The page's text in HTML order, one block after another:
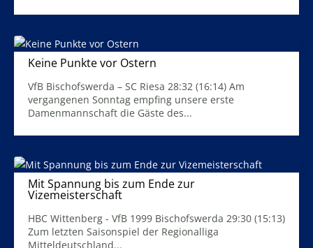
Keine Punkte vor Ostern
VfB Bischofswerda – SC Riesa 28:32 (16:14) Am
vergangenen Sonntag empfing unsere erste
Damenmannschaft die Gäste des...
Mit Spannung bis zum Ende zur
Vizemeisterschaft
HBC Wittenberg - VfB 1999 Bischofswerda 29:30 (15:13)
Zum letzten Saisonspiel der Regionalliga
Mitteldeutschland...